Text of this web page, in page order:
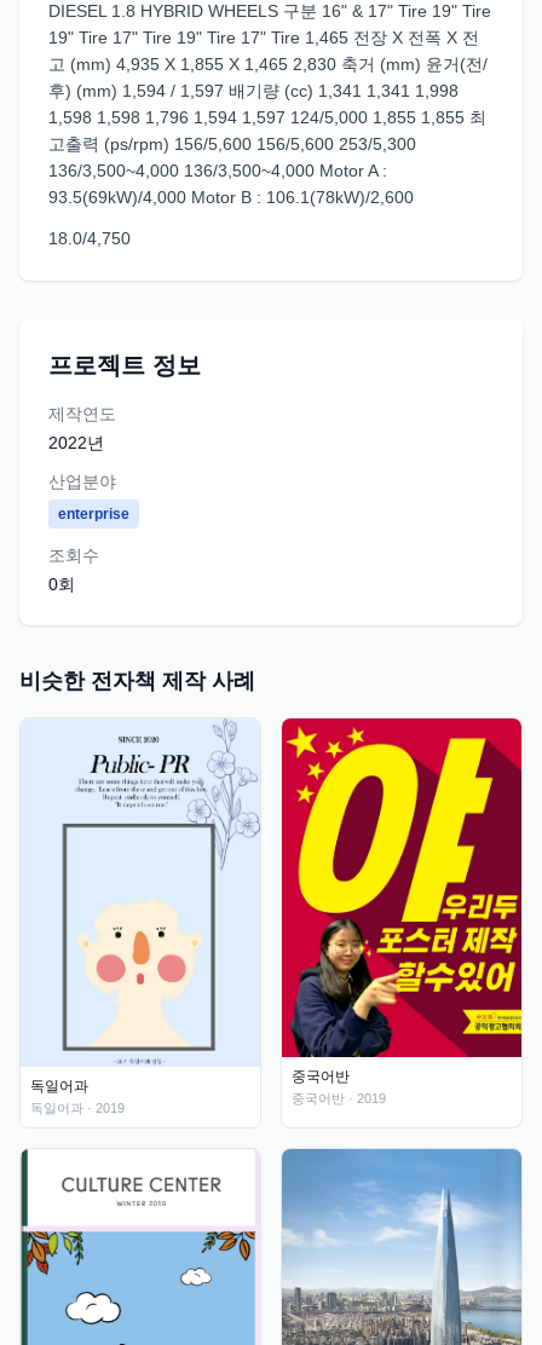
DIESEL 1.8 HYBRID WHEELS 구분 16" & 17" Tire 19" Tire
19" Tire 17" Tire 19" Tire 17" Tire 1,465 전장 X 전폭 X 전
고 (mm) 4,935 X 1,855 X 1,465 2,830 축거 (mm) 윤거(전/
후) (mm) 1,594 / 1,597 배기량 (cc) 1,341 1,341 1,998
1,598 1,598 1,796 1,594 1,597 124/5,000 1,855 1,855 최
고출력 (ps/rpm) 156/5,600 156/5,600 253/5,300
136/3,500~4,000 136/3,500~4,000 Motor A :
93.5(69kW)/4,000 Motor B : 106.1(78kW)/2,600
18.0/4,750
프로젝트 정보
제작연도
2022년
산업분야
enterprise
조회수
0회
비슷한 전자책 제작 사례
독일어과
독일어과 · 2019
중국어반
중국어반 · 2019